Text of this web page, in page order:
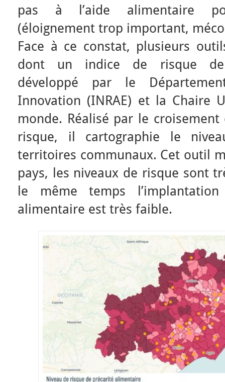
pas à l’aide alimentaire
(éloignement trop important,
Face à ce constat, plusieurs
dont un indice de risque de
développé par le
Innovation (INRAE) et la Chaire
monde. Réalisé par le
risque, il cartographie le
territoires communaux. Cet outil
pays, les niveaux de risque sont
le même temps
alimentaire est très faible.